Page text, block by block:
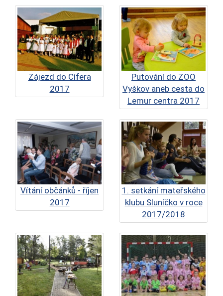
Zájezd do Cífera
2017
Putování do ZOO
Vyškov aneb cesta do
Lemur centra 2017
Vítání občánků - říjen
2017
1. setkání mateřského
klubu Sluníčko v roce
2017/2018